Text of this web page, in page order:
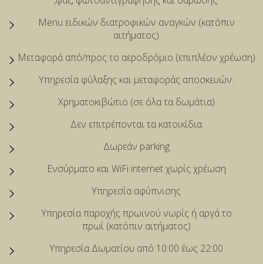
Menu ειδικών διατροφικών αναγκών (κατόπιν
αιτήματος)
Μεταφορά από/προς το αεροδρόμιο (επιπλέον χρέωση)
Υπηρεσία φύλαξης και μεταφοράς αποσκευών.
Χρηματοκιβώτιo (σε όλα τα δωμάτια)
Δεν επιτρέπονται τα κατοικίδια
Δωρεάν parking
Ενσύρματο και Wi­Fi internet χωρίς χρέωση
Υπηρεσία αφύπνισης
Υπηρεσία παροχής πρωινού νωρίς ή αργά το
πρωί (κατόπιν αιτήματος)
Υπηρεσία Δωματίου από 10:00 έως 22:00